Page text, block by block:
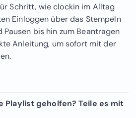
Schritt, wie clockin im Alltag
Einloggen über das Stempeln
bis hin zum Beantragen
Anleitung, um sofort mit der
Playlist geholfen? Teile es mit